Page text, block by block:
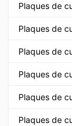
Plaques de
Plaques de
Plaques de
Plaques de
Plaques de
Plaques de